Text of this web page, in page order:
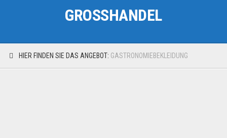
Fahrzeuge & TransportGROSSHANDEL
HIER FINDEN SIE DAS ANGEBOT: GASTRONOMIEBEKLEIDUNG